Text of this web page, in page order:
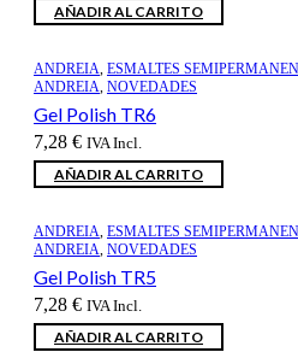
AÑADIR AL CARRITO
ANDREIA, ESMALTES
ANDREIA, NOVEDADES
Gel Polish TR6
7,28 € IVA Incl.
AÑADIR AL CARRITO
ANDREIA, ESMALTES
ANDREIA, NOVEDADES
Gel Polish TR5
7,28 € IVA Incl.
AÑADIR AL CARRITO